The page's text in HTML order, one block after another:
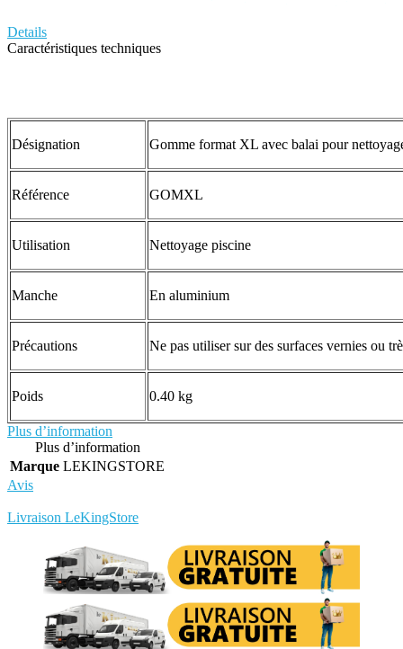
Details
Caractéristiques techniques
Désignation Gomme format XL avec balai pour
Référence GOMXL
Utilisation Nettoyage piscine
Manche En aluminium
Précautions Ne pas utiliser sur des surfaces vernies ou
Poids 0.40 kg
Plus d’information
Plus d’information
Marque LEKINGSTORE
Avis
Livraison LeKingStore